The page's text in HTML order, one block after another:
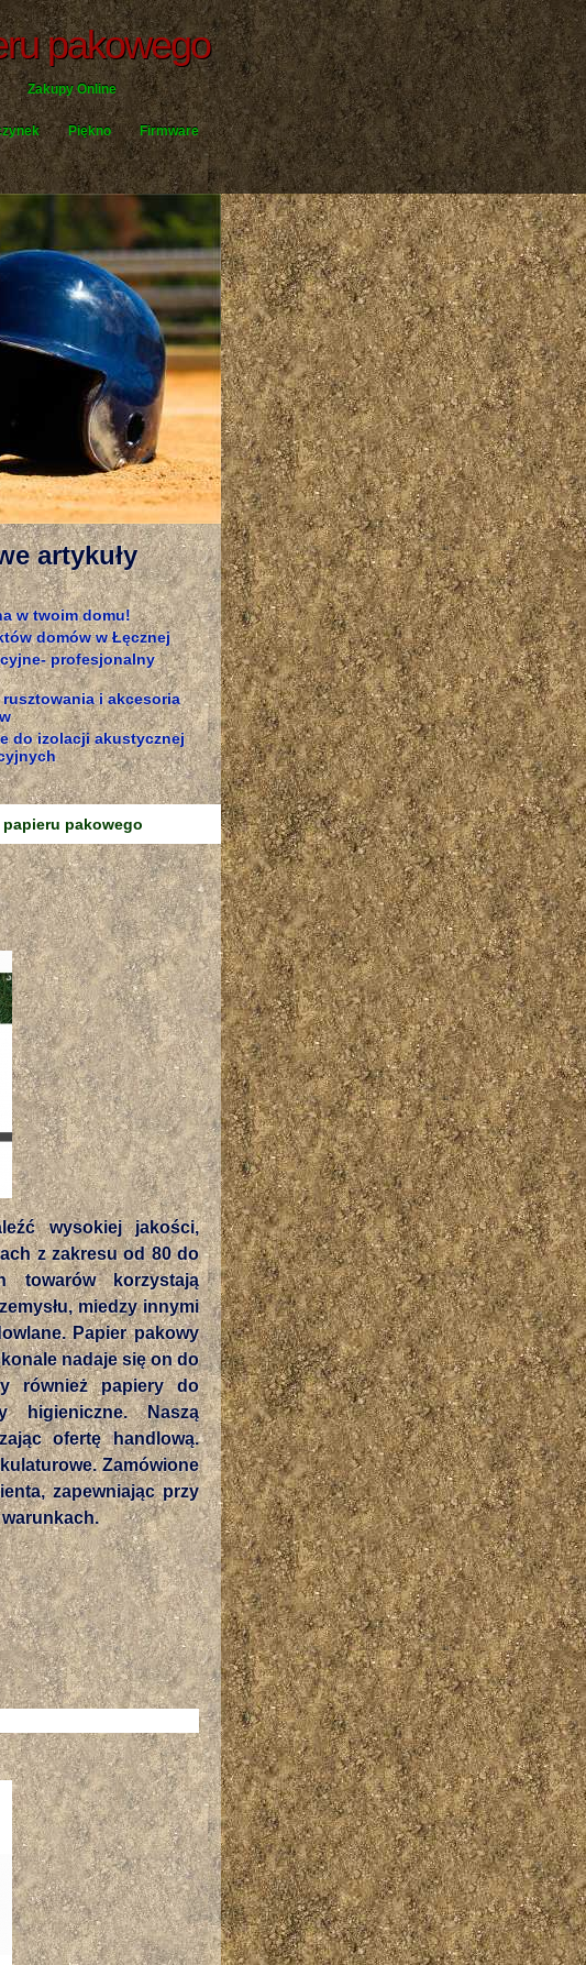
pakowego
Zakupy Online
Piękno Firmware
artykuły
w twoim domu!
domów w Łęcznej
profesjonalny
rusztowania i akcesoria
do izolacji akustycznej
pakowego
wysokiej jakości,
z zakresu od 80 do
korzystają
miedzy innymi
Papier pakowy
nadaje się on do
również papiery do
higieniczne. Naszą
ofertę handlową.
Zamówione
zapewniając przy